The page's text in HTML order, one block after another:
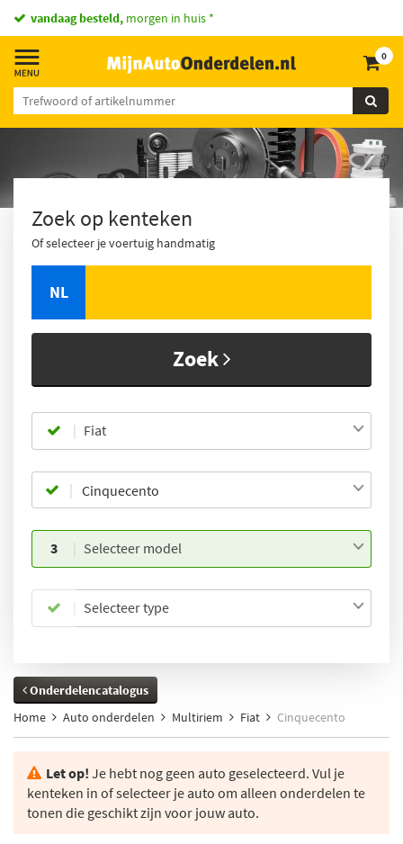
vandaag besteld, morgen in huis *
0
Zoek op kenteken
Of selecteer je voertuig handmatig
NL
Zoek
Fiat
3 Selecteer model
Selecteer type
Onderdelencatalogus
Home
Auto onderdelen Multiriem Fiat Cinquecento
Let op! Je hebt nog geen auto geselecteerd. Vul je
kenteken in of selecteer je auto om alleen onderdelen te
tonen die geschikt zijn voor jouw auto.